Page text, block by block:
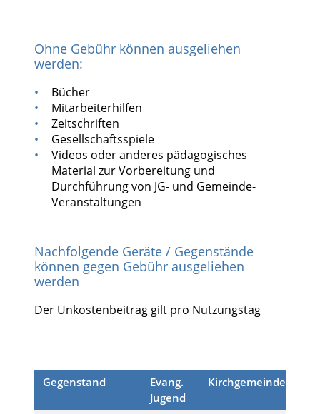
Ohne Gebühr können ausgeliehen
werden:
Bücher
Mitarbeiterhilfen
Zeitschriften
Gesellschaftsspiele
Videos oder anderes pädagogisches
Material zur Vorbereitung und
Durchführung von JG- und Gemeinde-
Veranstaltungen
Nachfolgende Geräte / Gegenstände
können gegen Gebühr ausgeliehen
werden
Der Unkostenbeitrag gilt pro Nutzungstag
Gegenstand
Evang.
Jugend
Kirchgemeinden